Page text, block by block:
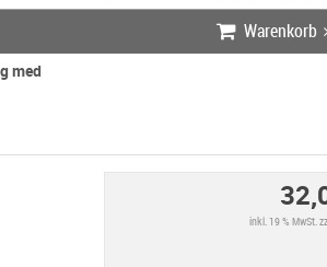
Warenkorb
med
inkl. 19 % MwSt.